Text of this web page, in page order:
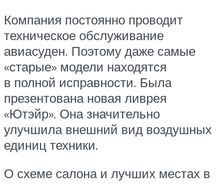
Компания постоянно проводит
техническое обслуживание
авиасуден. Поэтому даже самые
«старые» модели находятся
в полной исправности. Была
презентована новая ливрея
«Ютэйр». Она значительно
улучшила внешний вид воздушных
единиц техники.
О схеме салона и лучших местах в